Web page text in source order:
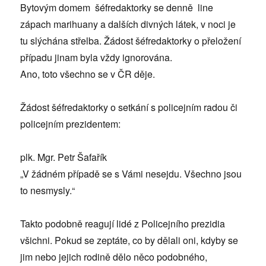
Bytovým domem šéfredaktorky se denně line
zápach marihuany a dalších divných látek, v noci je
tu slýchána střelba. Žádost šéfredaktorky o přeložení
případu jinam byla vždy ignorována.
Ano, toto všechno se v ČR děje.
Žádost šéfredaktorky o setkání s policejním radou či
policejním prezidentem:
plk. Mgr. Petr Šafařík
„V žádném případě se s Vámi nesejdu. Všechno jsou
to nesmysly.“
Takto podobně reagují lidé z Policejního prezidia
všichni. Pokud se zeptáte, co by dělali oni, kdyby se
jim nebo jejich rodině dělo něco podobného,